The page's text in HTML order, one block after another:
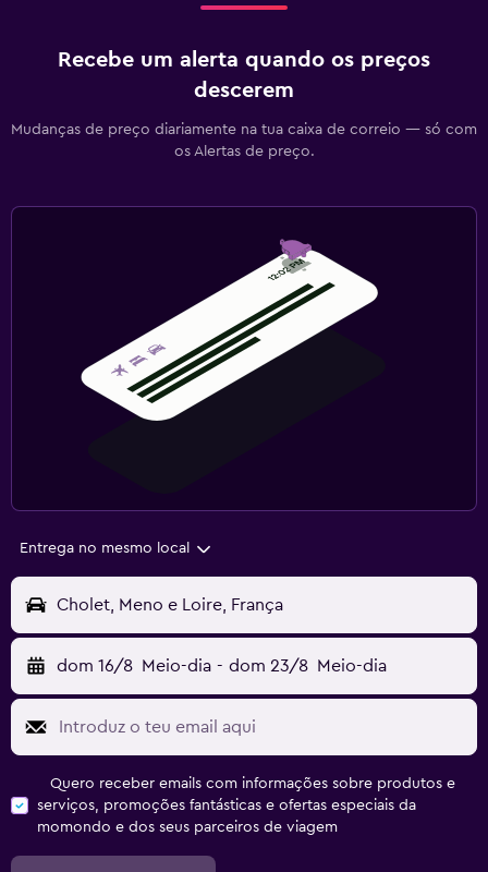
Recebe um alerta quando os preços
descerem
Mudanças de preço diariamente na tua caixa de correio — só com
os Alertas de preço.
Entrega no mesmo local
Cholet, Meno e Loire, França
dom 16/8 Meio-dia - dom 23/8 Meio-dia
Quero receber emails com informações sobre produtos e
serviços, promoções fantásticas e ofertas especiais da
momondo e dos seus parceiros de viagem